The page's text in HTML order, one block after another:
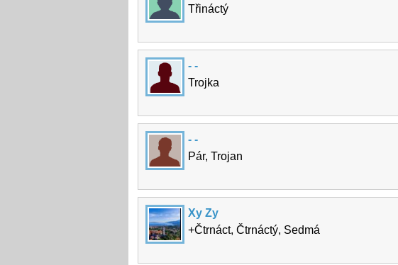
Třináctý
- -
Trojka
- -
Pár, Trojan
Xy Zy
+Čtrnáct, Čtrnáctý, Sedmá